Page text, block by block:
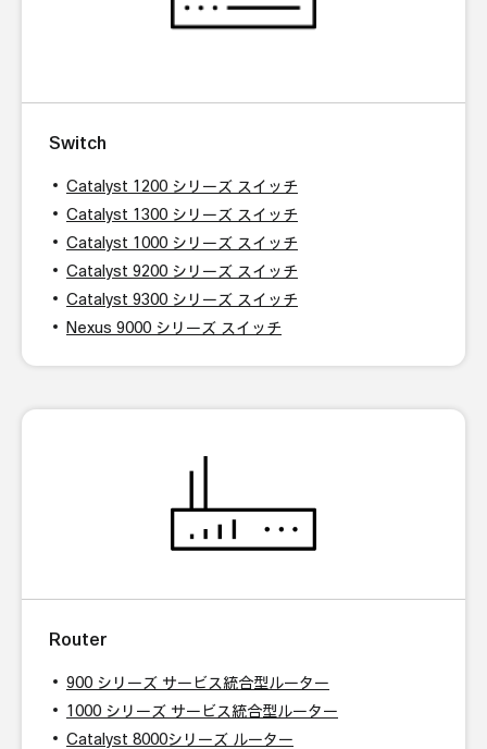
Switch
Catalyst 1200 シリーズ スイッチ
Catalyst 1300 シリーズ スイッチ
Catalyst 1000 シリーズ スイッチ
Catalyst 9200 シリーズ スイッチ
Catalyst 9300 シリーズ スイッチ
Nexus 9000 シリーズ スイッチ
Router
900 シリーズ サービス統合型ルーター
1000 シリーズ サービス統合型ルーター
Catalyst 8000シリーズ ルーター